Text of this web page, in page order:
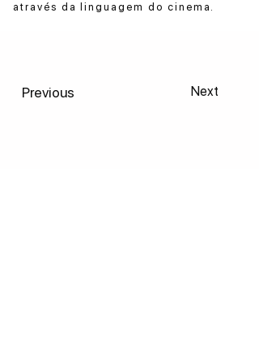
através da linguagem do cinema.
Previous Next